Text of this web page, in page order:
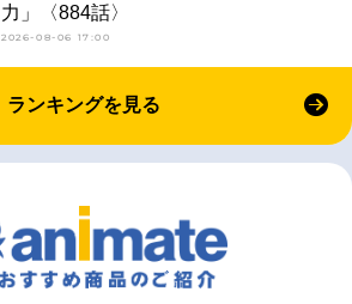
力」〈884話〉
2026-08-06 17:00
ランキングを見る